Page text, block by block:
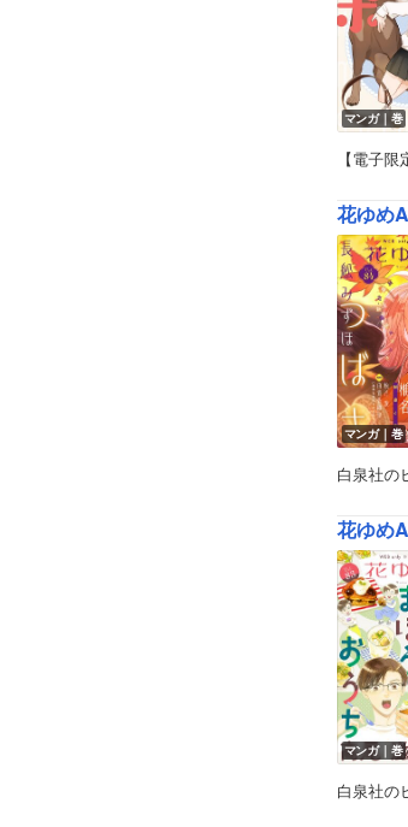
マンガ｜巻
【電子
花ゆめ
マンガ｜巻
白泉社の
花ゆめ
マンガ｜巻
白泉社の